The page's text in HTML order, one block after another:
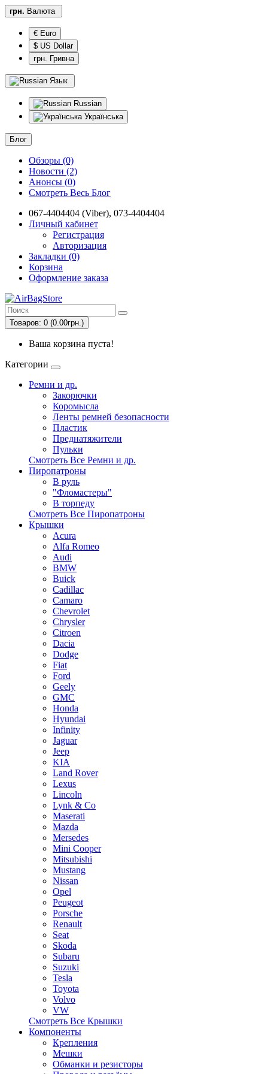
грн. Валюта
€ Euro
$ US Dollar
грн. Гривна
Язык
Russian
Українська
Блог
Обзоры (0)
Новости (2)
Анонсы (0)
Смотреть Весь Блог
067-4404404 (Viber), 073-4404404
Личный кабинет
Регистрация
Авторизация
Закладки (0)
Корзина
Оформление заказа
Товаров: 0 (0.00грн.)
Ваша корзина пуста!
Категории
Ремни и др.
Закорючки
Коромысла
Ленты ремней безопасности
Пластик
Преднатяжители
Пульки
Смотреть Все Ремни и др.
Пиропатроны
В руль
"Фломастеры"
В торпеду
Смотреть Все Пиропатроны
Крышки
Acura
Alfa Romeo
Audi
BMW
Buick
Cadillac
Camaro
Chevrolet
Chrysler
Citroen
Dacia
Dodge
Fiat
Ford
Geely
GMC
Honda
Hyundai
Infinity
Jaguar
Jeep
KIA
Land Rover
Lexus
Lincoln
Lynk & Co
Maserati
Mazda
Mersedes
Mini Cooper
Mitsubishi
Mustang
Nissan
Opel
Peugeot
Porsche
Renault
Seat
Skoda
Subaru
Suzuki
Tesla
Toyota
Volvo
VW
Смотреть Все Крышки
Компоненты
Крепления
Мешки
Обманки и резисторы